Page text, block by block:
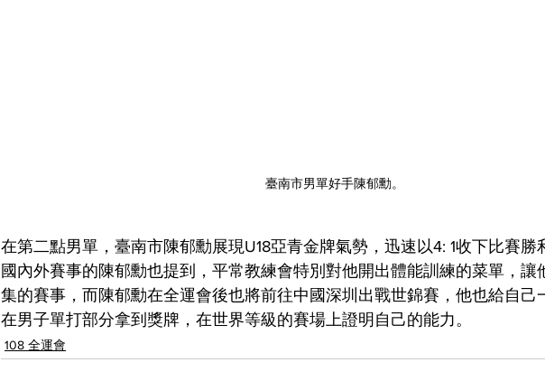
臺南市男單好手陳郁勳。
在第二點男單，臺南市陳郁勳展現U18亞青金牌氣勢，迅速以4: 1收下比賽勝
國內外賽事的陳郁勳也提到，平常教練會特別對他開出體能訓練的菜單，讓
集的賽事，而陳郁勳在全運會後也將前往中國深圳出戰世錦賽，他也給自己
在男子單打部分拿到獎牌，在世界等級的賽場上證明自己的能力。
108 全運會